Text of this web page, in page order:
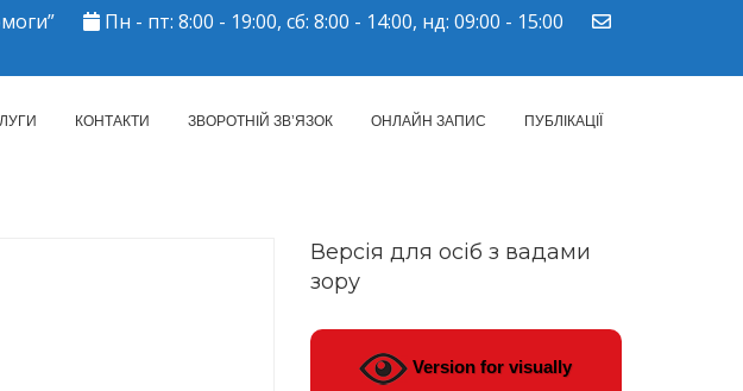
Пн - пт: 8:00 - 19:00, сб: 8:00 - 14:00, нд: 09:00 - 15:00
ЦЕНТР ПМСД"
КОНТАКТИ ЗВОРОТНІЙ ЗВ’ЯЗОК ОНЛАЙН ЗАПИС ПУБЛІКАЦІЇ
Версія для осіб з вадами
зору
Version for visually